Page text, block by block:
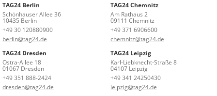
TAG24 Berlin
Schönhauser Allee 36
10435 Berlin
+49 30 120880900
berlin@tag24.de
TAG24 Chemnitz
Am Rathaus 2
09111 Chemnitz
+49 371 6906600
chemnitz@tag24.de
TAG24 Dresden
Ostra-Allee 18
01067 Dresden
+49 351 888-2424
dresden@tag24.de
TAG24 Leipzig
Karl-Liebknecht-Straße 8
04107 Leipzig
+49 341 24250430
leipzig@tag24.de